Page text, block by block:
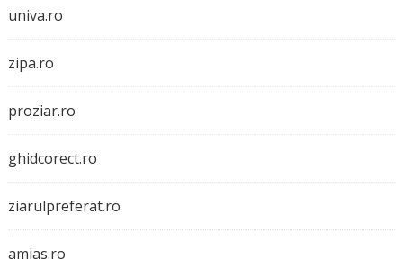
univa.ro
zipa.ro
proziar.ro
ghidcorect.ro
ziarulpreferat.ro
amias.ro